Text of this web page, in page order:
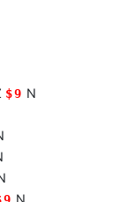
$9 N
N